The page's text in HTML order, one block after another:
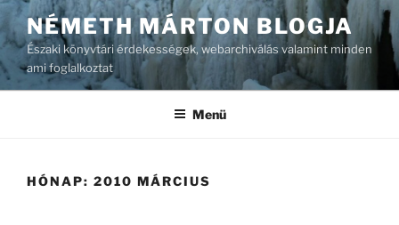
Tartalomhoz
NÉMETH MÁRTON BLOGJA
Északi könyvtári érdekességek, webarchiválás valamint minden
ami foglalkoztat
Menü
HÓNAP: 2010 MÁRCIUS